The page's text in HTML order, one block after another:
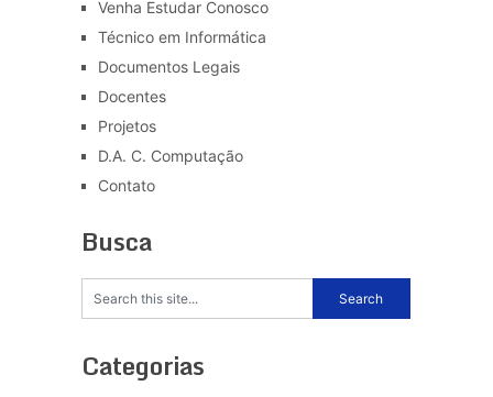
Venha Estudar Conosco
Técnico em Informática
Documentos Legais
Docentes
Projetos
D.A. C. Computação
Contato
Busca
Categorias